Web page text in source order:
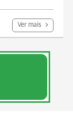
Ver mais